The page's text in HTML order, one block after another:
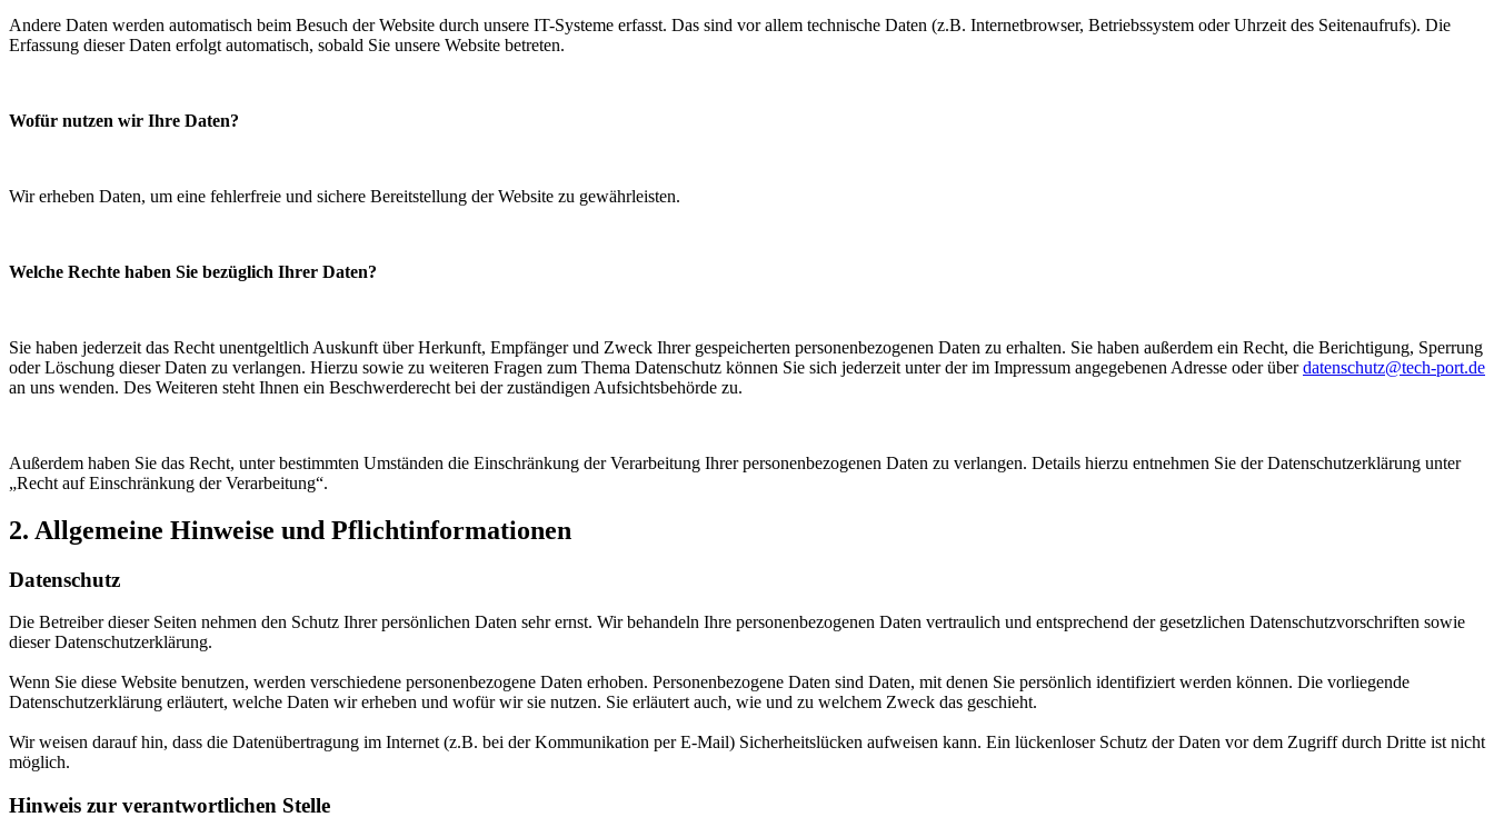
Andere Daten werden automatisch beim Besuch der Website durch unsere IT-Systeme erfasst. Das sind vor allem technische Daten (z.B. Internetbrowser, Betriebssystem oder Uhrzeit des Seitenaufrufs). Die
Erfassung dieser Daten erfolgt automatisch, sobald Sie unsere Website betreten.
Wofür nutzen wir Ihre Daten?
Wir erheben Daten, um eine fehlerfreie und sichere Bereitstellung der Website zu gewährleisten.
Welche Rechte haben Sie bezüglich Ihrer Daten?
Sie haben jederzeit das Recht unentgeltlich Auskunft über Herkunft, Empfänger und Zweck Ihrer gespeicherten personenbezogenen Daten zu erhalten. Sie haben außerdem ein Recht, die Berichtigung, Sperrung
oder Löschung dieser Daten zu verlangen. Hierzu sowie zu weiteren Fragen zum Thema Datenschutz können Sie sich jederzeit unter der im Impressum angegebenen Adresse oder überdatenschutz@tech-port.de
an uns wenden. Des Weiteren steht Ihnen ein Beschwerderecht bei der zuständigen Aufsichtsbehörde zu.
Außerdem haben Sie das Recht, unter bestimmten Umständen die Einschränkung der Verarbeitung Ihrer personenbezogenen Daten zu verlangen. Details hierzu entnehmen Sie der Datenschutzerklärung unter
„Recht auf Einschränkung der Verarbeitung“.
2. Allgemeine Hinweise und Pflichtinformationen
Datenschutz
Die Betreiber dieser Seiten nehmen den Schutz Ihrer persönlichen Daten sehr ernst. Wir behandeln Ihre personenbezogenen Daten vertraulich und entsprechend der gesetzlichen Datenschutzvorschriften sowie
dieser Datenschutzerklärung.
Wenn Sie diese Website benutzen, werden verschiedene personenbezogene Daten erhoben. Personenbezogene Daten sind Daten, mit denen Sie persönlich identifiziert werden können. Die vorliegende
Datenschutzerklärung erläutert, welche Daten wir erheben und wofür wir sie nutzen. Sie erläutert auch, wie und zu welchem Zweck das geschieht.
Wir weisen darauf hin, dass die Datenübertragung im Internet (z.B. bei der Kommunikation per E-Mail) Sicherheitslücken aufweisen kann. Ein lückenloser Schutz der Daten vor dem Zugriff durch Dritte ist nicht
möglich.
Hinweis zur verantwortlichen Stelle